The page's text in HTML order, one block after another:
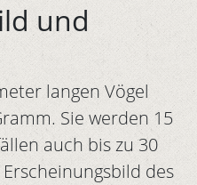
und
langen Vögel
Sie werden 15
auch bis zu 30
des